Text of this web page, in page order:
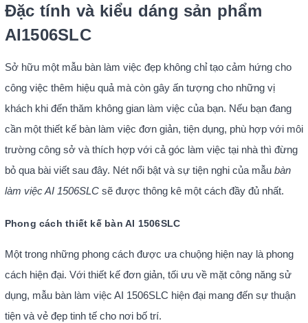
Đặc tính và kiểu dáng sản phẩm
AI1506SLC
Sở hữu một mẫu bàn làm việc đẹp không chỉ tạo cảm hứng cho
công việc thêm hiệu quả mà còn gây ấn tượng cho những vị
khách khi đến thăm không gian làm việc của bạn. Nếu bạn đang
cần một thiết kế bàn làm việc đơn giản, tiện dụng, phù hợp với môi
trường công sở và thích hợp với cả góc làm việc tại nhà thì đừng
bỏ qua bài viết sau đây. Nét nổi bật và sự tiện nghi của mẫu bàn
làm việc AI 1506SLCsẽ được thông kê một cách đầy đủ nhất.
Phong cách thiết kế bàn AI 1506SLC
Một trong những phong cách được ưa chuộng hiện nay là phong
cách hiện đại. Với thiết kế đơn giản, tối ưu về mặt công năng sử
dụng, mẫu bàn làm việc AI 1506SLC hiện đại mang đến sự thuận
tiện và vẻ đẹp tinh tế cho nơi bố trí.